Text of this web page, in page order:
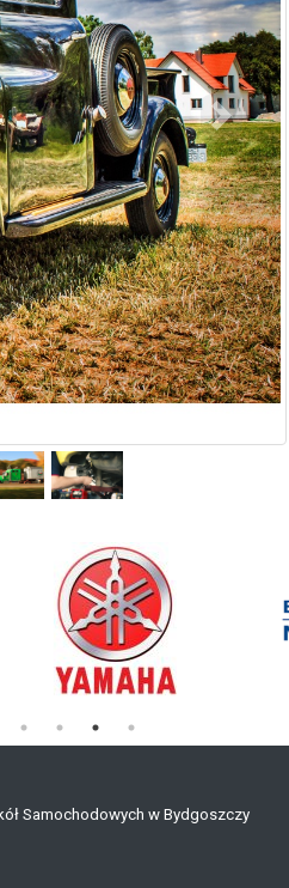
Następny
Samochodowych w Bydgoszczy